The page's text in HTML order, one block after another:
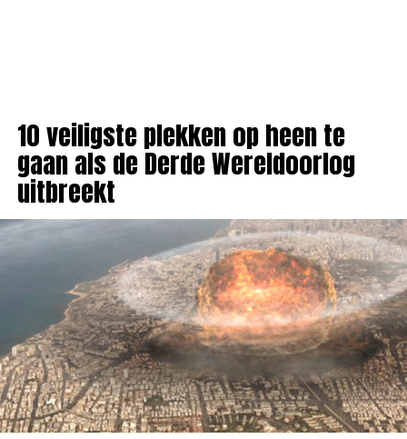
10 veiligste plekken op heen te
gaan als de Derde Wereldoorlog
uitbreekt